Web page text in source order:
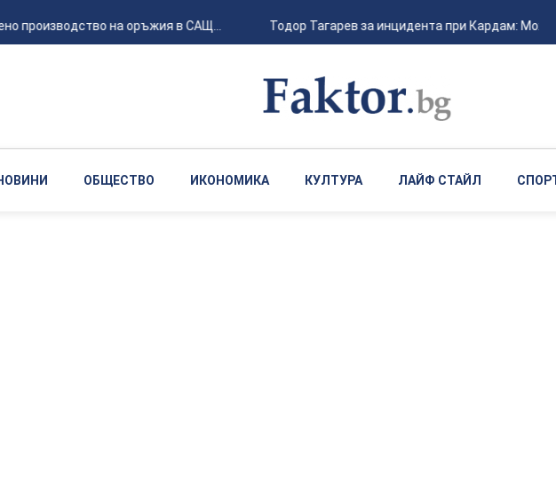
производство на оръжия в САЩ... Тодор Тагарев за инцидента при Кардам: Може
ОБЩЕСТВО ИКОНОМИКА КУЛТУРА ЛАЙФ СТАЙЛ